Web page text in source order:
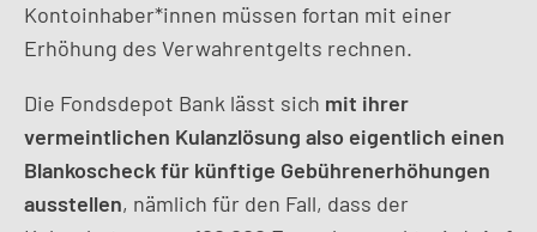
Kontoinhaber*innen müssen fortan mit einer
Erhöhung des Verwahrentgelts rechnen.
Die Fondsdepot Bank lässt sich mit ihrer
vermeintlichen Kulanzlösung also eigentlich einen
Blankoscheck für künftige Gebührenerhöhungen
ausstellen, nämlich für den Fall, dass der